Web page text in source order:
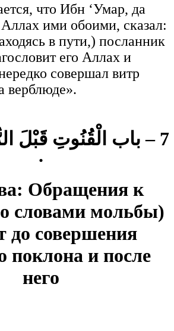
что Ибн ‘Умар, да
Аллах ими обоими, сказал:
в пути,) посланник
его Аллах и
совершал витр
верблюде».
7 – باب الْقُنُوتِ قَبْلَ
.
Обращения к
словами мольбы)
до совершения
поклона и после
него